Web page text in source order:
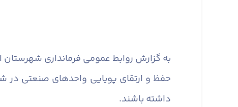
به گزارش روابط عمومی فرمانداری شهرستان
حفظ و ارتقای پویایی واحدهای صنعتی در
داشته باشند.